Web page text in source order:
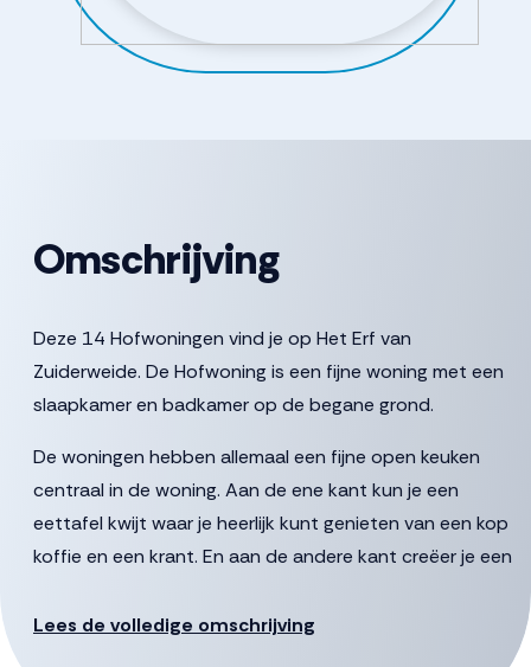
Omschrijving
Deze 14 Hofwoningen vind je op Het Erf van
Zuiderweide. De Hofwoning is een fijne woning met een
slaapkamer en badkamer op de begane grond.
De woningen hebben allemaal een fijne open keuken
centraal in de woning. Aan de ene kant kun je een
eettafel kwijt waar je heerlijk kunt genieten van een kop
koffie en een krant. En aan de andere kant creëer je een
woonkamer heb je ook toegang tot de slaapkamer.
Lees de volledige omschrijving